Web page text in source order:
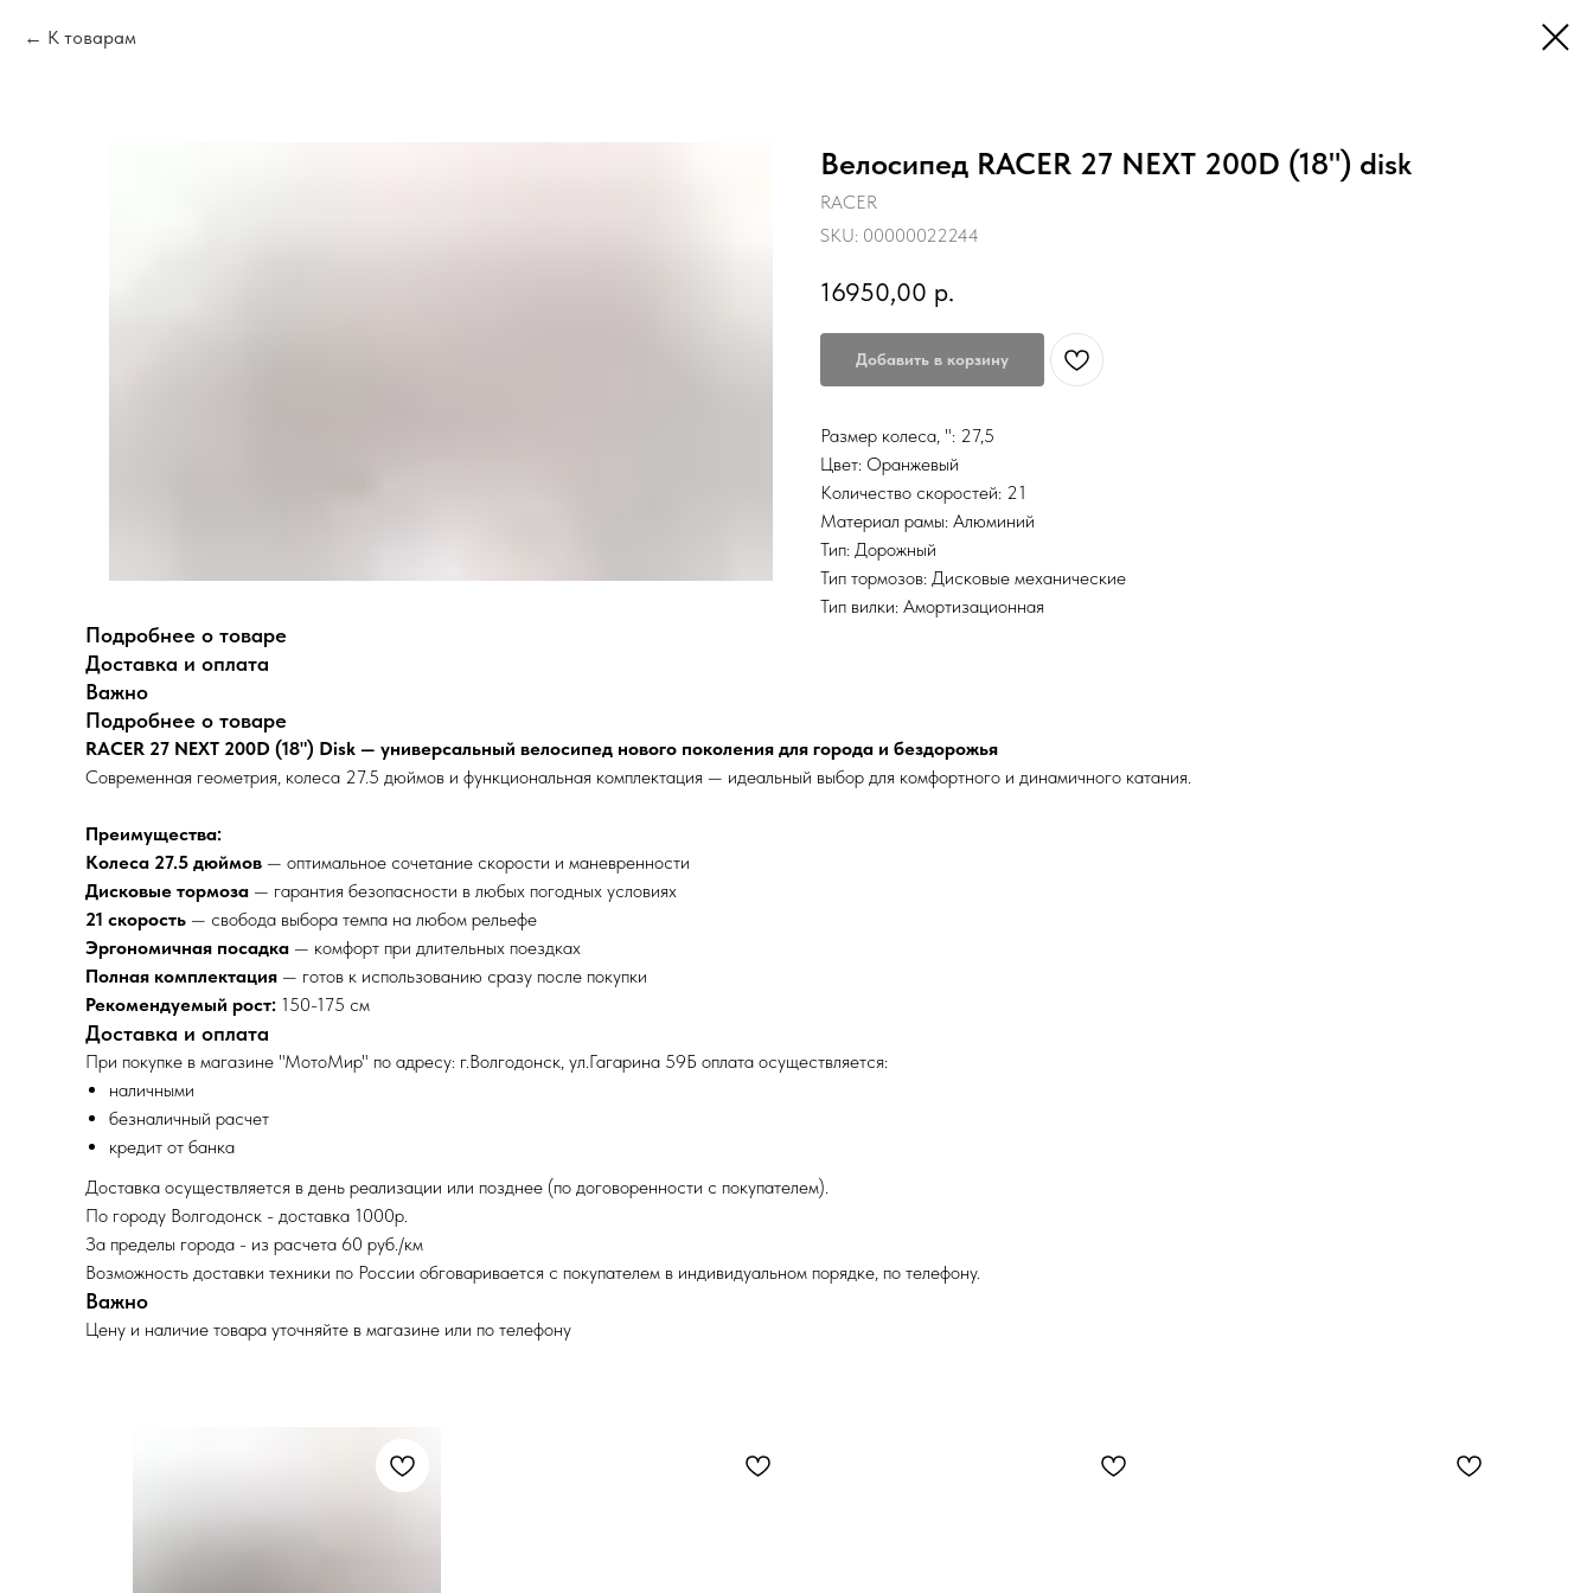
К товарам
Велосипед RACER 27 NEXT 200D (18") disk
RACER
SKU: 00000022244
16950,00 р.
Добавить в корзину
Размер колеса, ": 27,5
Цвет: Оранжевый
Количество скоростей: 21
Материал рамы: Алюминий
Тип: Дорожный
Тип тормозов: Дисковые механические
Тип вилки: Амортизационная
Подробнее о товаре
Доставка и оплата
Важно
Подробнее о товаре
RACER 27 NEXT 200D (18") Disk — универсальный велосипед нового поколения для города и бездорожья
Современная геометрия, колеса 27.5 дюймов и функциональная комплектация — идеальный выбор для комфортного и динамичного катания.
Преимущества:
Колеса 27.5 дюймов — оптимальное сочетание скорости и маневренности
Дисковые тормоза — гарантия безопасности в любых погодных условиях
21 скорость — свобода выбора темпа на любом рельефе
Эргономичная посадка — комфорт при длительных поездках
Полная комплектация — готов к использованию сразу после покупки
Рекомендуемый рост: 150-175 см
Доставка и оплата
При покупке в магазине "МотоМир" по адресу: г.Волгодонск, ул.Гагарина 59Б оплата осуществляется:
наличными
безналичный расчет
кредит от банка
Доставка осуществляется в день реализации или позднее (по договоренности с покупателем).
По городу Волгодонск - доставка 1000р.
За пределы города - из расчета 60 руб./км
Возможность доставки техники по России обговаривается с покупателем в индивидуальном порядке, по телефону.
Важно
Цену и наличие товара уточняйте в магазине или по телефону